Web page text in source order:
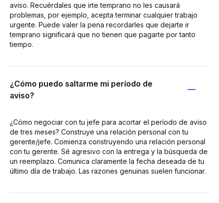
aviso. Recuérdales que irte temprano no les causará
problemas, por ejemplo, acepta terminar cualquier trabajo
urgente. Puede valer la pena recordarles que dejarte ir
temprano significará que no tienen que pagarte por tanto
tiempo.
¿Cómo puedo saltarme mi período de
aviso?
¿Cómo negociar con tu jefe para acortar el período de aviso
de tres meses? Construye una relación personal con tu
gerente/jefe. Comienza construyendo una relación personal
con tu gerente. Sé agresivo con la entrega y la búsqueda de
un reemplazo. Comunica claramente la fecha deseada de tu
último día de trabajo. Las razones genuinas suelen funcionar.